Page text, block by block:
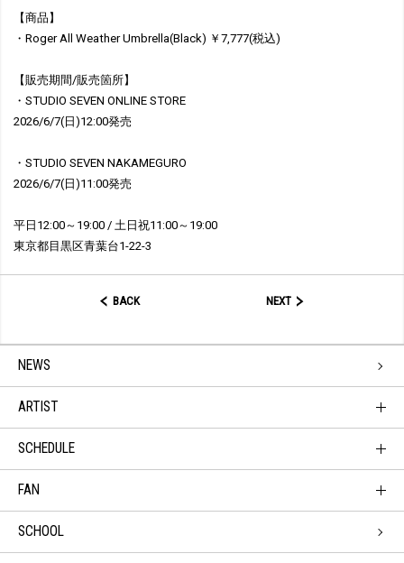
【商品】
・Roger All Weather Umbrella(Black) ￥7,777(税込)
【販売期間/販売箇所】
・STUDIO SEVEN ONLINE STORE
2026/6/7(日)12:00発売
・STUDIO SEVEN NAKAMEGURO
2026/6/7(日)11:00発売
平日12:00～19:00 / 土日祝11:00～19:00
東京都目黒区青葉台1-22-3
BACK NEXT
NEWS
ARTIST
SCHEDULE
FAN
SCHOOL